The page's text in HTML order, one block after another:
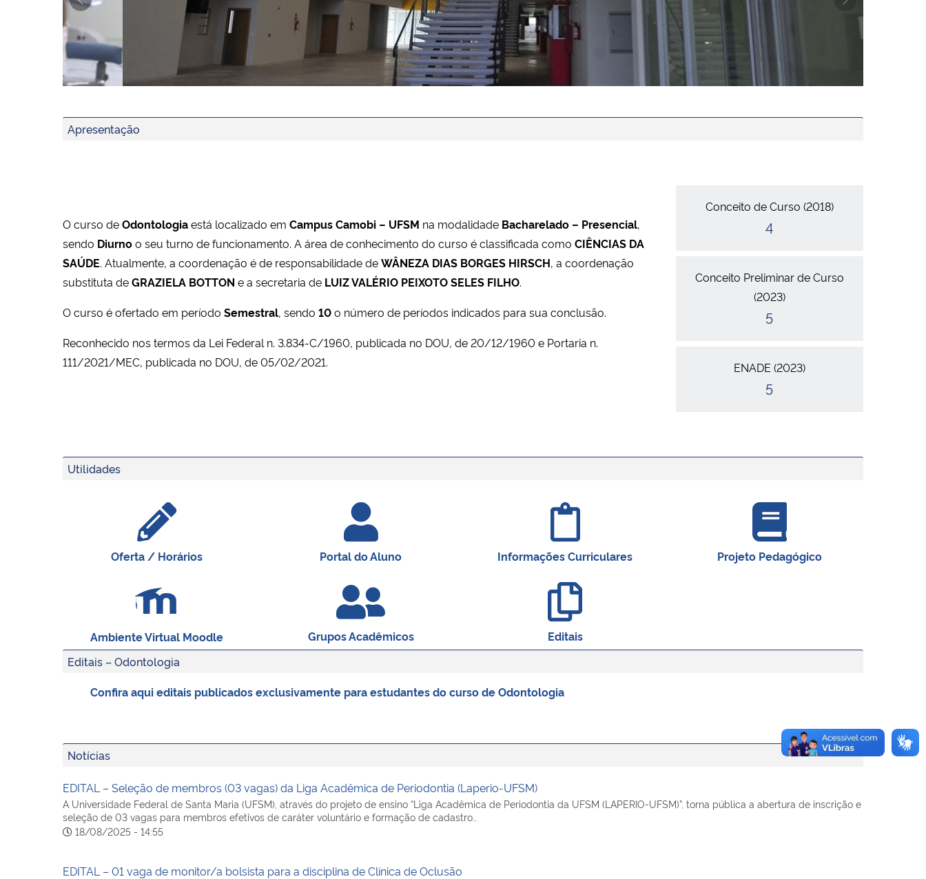
Previous Next
banner 2
banner 1
Apresentação
O curso deOdontologiaestá localizado em Campus Camobi – UFSM na modalidade Bacharelado – Presencial,
sendo Diurnoo seu turno de funcionamento. A área de conhecimento do curso é classificada como CIÊNCIAS DA
SAÚDE. Atualmente, a coordenação é de responsabilidade deWÂNEZA DIAS BORGES HIRSCH, a coordenação
substituta deGRAZIELA BOTTON e a secretaria de LUIZ VALÉRIO PEIXOTO SELES FILHO.
O curso é ofertado em período Semestral, sendo 10o número de períodos indicados para sua conclusão.
Reconhecido nos termos da Lei Federal n. 3.834-C/1960, publicada no DOU, de 20/12/1960 e Portaria n.
111/2021/MEC, publicada no DOU, de 05/02/2021.
Conceito de Curso (2018)
4
Conceito Preliminar de Curso
(2023)
5
ENADE (2023)
5
Utilidades
Oferta / Horários Portal do Aluno Informações Curriculares Projeto Pedagógico
Ambiente Virtual Moodle Grupos Acadêmicos
Editais
Editais – Odontologia
Confira aqui editais publicados exclusivamente para estudantes do curso de Odontologia
Notícias
EDITAL – Seleção de membros (03 vagas) da Liga Acadêmica de Periodontia (Laperio-UFSM)
A Universidade Federal de Santa Maria (UFSM), através do projeto de ensino “Liga Acadêmica de Periodontia da UFSM (LAPERIO-UFSM)”, torna pública a abertura de inscrição e
seleção de 03 vagas para membros efetivos de caráter voluntário e formação de cadastro…
18/08/2025 - 14:55
EDITAL – 01 vaga de monitor/a bolsista para a disciplina de Clínica de Oclusão